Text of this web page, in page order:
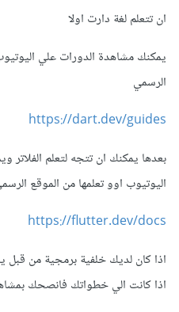
ان تتعلم لغة دارت اولا
يمكنك مشاهدة الدورات علي
الرسمي
https://dart.dev/guides
بعدها يمكنك ان تتجه لتعلم الفلاتر
اليوتيوب اوو تعلمها من الموقع
https://flutter.dev/docs
اذا كان لديك خلفية برمجية من قبل
اذا كانت الي خطواتك فانصحك